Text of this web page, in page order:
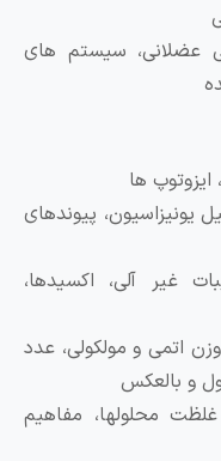
سیستم های
ها
پیوندهای
آلی، اکسیدها،
و مولکولی، عدد
بالعکس
محلولها، مفاهیم